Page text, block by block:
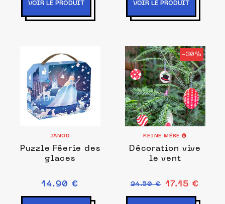
VOIR LE PRODUIT VOIR LE PRODUIT
JANOD
Puzzle Féerie des
glaces
14.90 €
-30%
REINE MÈRE
Décoration vive
le vent
24.50 € 17.15 €